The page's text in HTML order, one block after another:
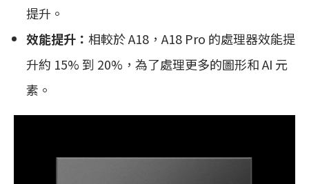
提升。
效能提升： 相較於 A18，A18 Pro 的處理器效能提
升約 15% 到 20%，為了處理更多的圖形和 AI 元
素。